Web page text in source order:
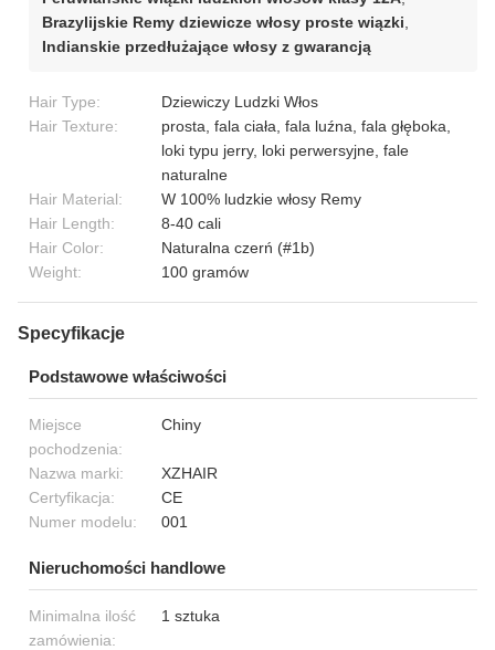
Brazylijskie Remy dziewicze włosy proste wiązki
Indianskie przedłużające włosy z gwarancją
Hair Type:
Dziewiczy Ludzki Włos
Hair Texture:
prosta, fala ciała, fala luźna, fala głęboka,
loki typu jerry, loki perwersyjne, fale
naturalne
Hair Material:
W 100% ludzkie włosy Remy
Hair Length:
8-40 cali
Hair Color:
Naturalna czerń (#1b)
Weight:
100 gramów
Specyfikacje
Podstawowe właściwości
Miejsce
pochodzenia:
Chiny
Nazwa marki:
XZHAIR
Certyfikacja:
CE
Numer modelu:
001
Nieruchomości handlowe
Minimalna ilość
zamówienia:
1 sztuka